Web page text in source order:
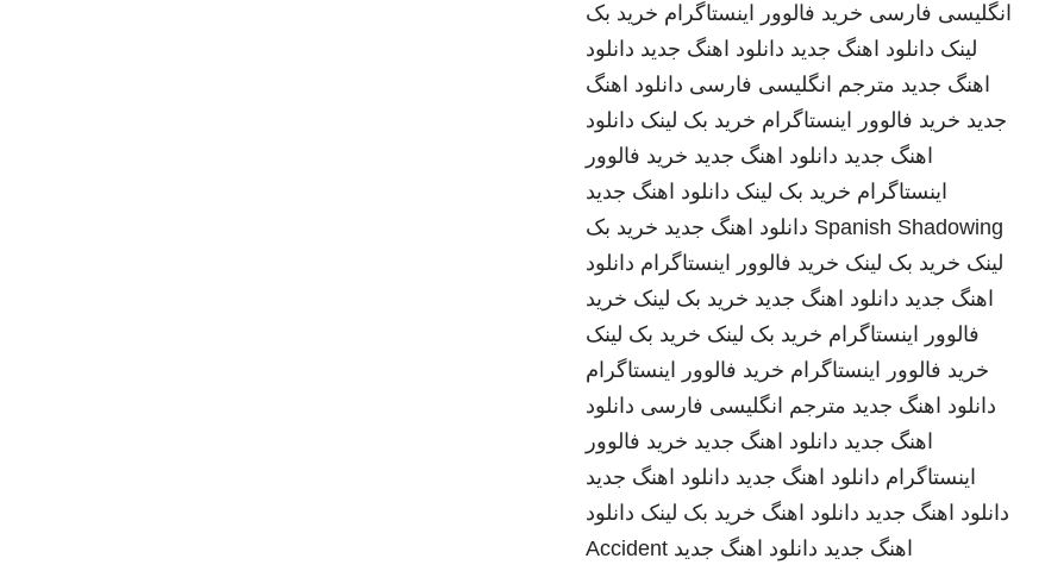
انگلیسی فارسی خرید فالوور اینستاگرام خرید بک
لینک دانلود اهنگ جدید دانلود اهنگ جدید دانلود
اهنگ جدید مترجم انگلیسی فارسی دانلود اهنگ
جدید خرید فالوور اینستاگرام خرید بک لینک دانلود
اهنگ جدید دانلود اهنگ جدید خرید فالوور
اینستاگرام خرید بک لینک دانلود اهنگ جدید
Spanish Shadowing دانلود اهنگ جدید خرید بک
لینک خرید بک لینک خرید فالوور اینستاگرام دانلود
اهنگ جدید دانلود اهنگ جدید خرید بک لینک خرید
فالوور اینستاگرام خرید بک لینک خرید بک لینک
خرید فالوور اینستاگرام خرید فالوور اینستاگرام
دانلود اهنگ جدید مترجم انگلیسی فارسی دانلود
اهنگ جدید دانلود اهنگ جدید خرید فالوور
اینستاگرام دانلود اهنگ جدید دانلود اهنگ جدید
دانلود اهنگ جدید دانلود اهنگ خرید بک لینک دانلود
اهنگ جدید دانلود اهنگ جدید Accident